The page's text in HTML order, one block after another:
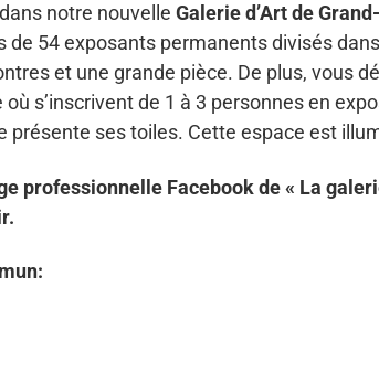
notre nouvelleGalerie d’Art de
54 exposants permanents divisés
et une grande pièce. De plus, vous
s’inscrivent de 1 à 3 personnes en
présente ses toiles. Cette espace est
professionnelle Facebook de « La